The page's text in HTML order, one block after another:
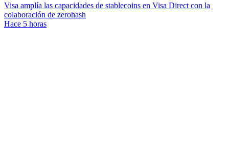
Visa amplía las capacidades de stablecoins en Visa Direct con la
colaboración de zerohash
Hace 5 horas